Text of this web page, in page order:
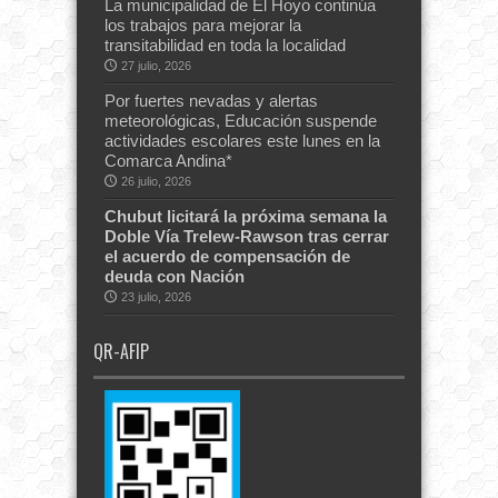
La municipalidad de El Hoyo continúa
los trabajos para mejorar la
transitabilidad en toda la localidad
27 julio, 2026
Por fuertes nevadas y alertas
meteorológicas, Educación suspende
actividades escolares este lunes en la
Comarca Andina*
26 julio, 2026
Chubut licitará la próxima semana la
Doble Vía Trelew-Rawson tras cerrar
el acuerdo de compensación de
deuda con Nación
23 julio, 2026
QR-AFIP